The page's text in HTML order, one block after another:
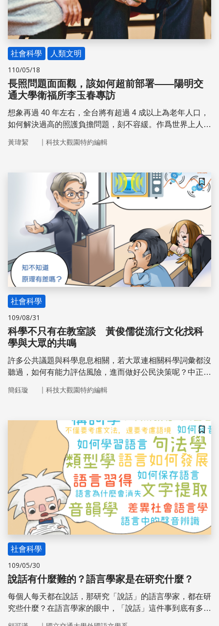
社會科學 人類文明
110/05/18
長照問題面面觀，該如何超前部署——陽明交
通大學衛福所李玉春專訪
想象再過 40 年左右，全台將有超過 4 成以上為老年人口，
如何解決過高的照護負擔問題，刻不容緩。作爲世界上人口
十年計劃」，2017 年續推「長照 2.0」。來聼聼多年專研
做超前部署！
黃瑋絜 ｜ 科技大觀園特約編輯
儲存
社會科學
109/08/31
科學不只有在教室談 黃俊儒從流行文化找科
學與大眾的共鳴
許多公共議題與科學息息相關，若大眾連相關科學詞彙都沒
聽過，如何有能力評估風險，進而做好公民決策呢？中正大
活「談科學」開始。流行文化中出現的科學詞彙是「邊界物
學家理解的是DNA結構，大家各自建構出詞彙對自己的意
義；儘管詮釋面向不同，但當大家都對這個詞彙有印象時，
就具備溝通的基礎。
簡鈺璇 ｜ 科技大觀園特約編輯
儲存
社會科學
109/05/30
說話有什麼難的？語言學家是在研究什麼？
每個人每天都在說話，那研究「說話」的語言學家，都在研
究些什麼？在語言學家的眼中，「說話」這件事到底有多複